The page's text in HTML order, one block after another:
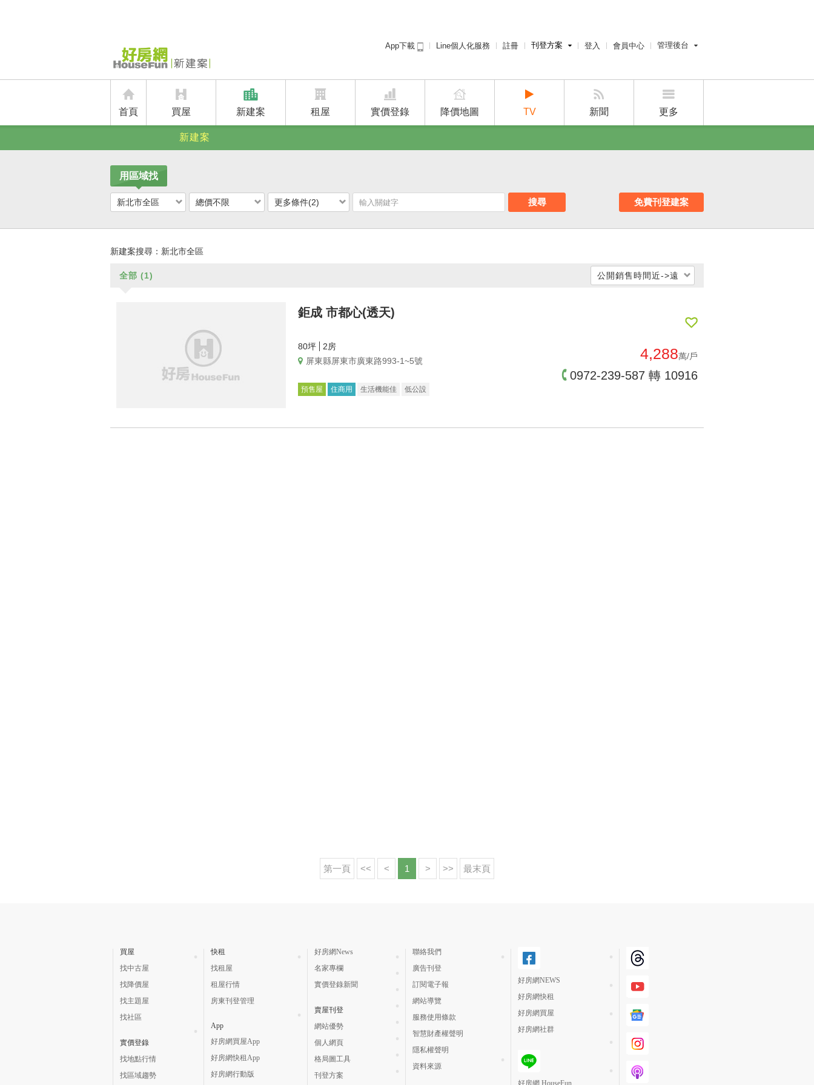
App下載 Line個人化服務 註冊 刊登方案
廣告刊登
建案刊登
登入 會員中心 管理後台
屋主管理後台
首頁 買屋 新建案 租屋 實價登錄 降價地圖 TV 新聞 更多
新建案
用區域找
新北市全區 總價不限 更多條件(2) 搜尋 免費刊登建案
新建案搜尋： 新北市全區
全部 (1) 公開銷售時間近->遠
公開銷售時間近->遠
交屋時間遠->近
鉅成 市都心(透天)
80坪
2房
屏東縣屏東市廣東路993-1~5號
0972-239-587 轉 10916
4,288萬/戶
預售屋 住商用 生活機能佳 低公設
第一頁 << < 1 > >> 最末頁
買屋
找中古屋
找降價屋
找主題屋
找社區
實價登錄
找地點行情
找區域趨勢
快租
找租屋
租屋行情
房東刊登管理
App
好房網買屋App
好房網快租App
好房網行動版
好房網News
名家專欄
實價登錄新聞
賣屋刊登
網站優勢
個人網頁
格局圖工具
刊登方案
聯絡我們
廣告刊登
訂閱電子報
網站導覽
服務使用條款
智慧財產權聲明
隱私權聲明
資料來源
好房網NEWS
好房網快租
好房網買屋
好房網社群
好房網 HouseFun